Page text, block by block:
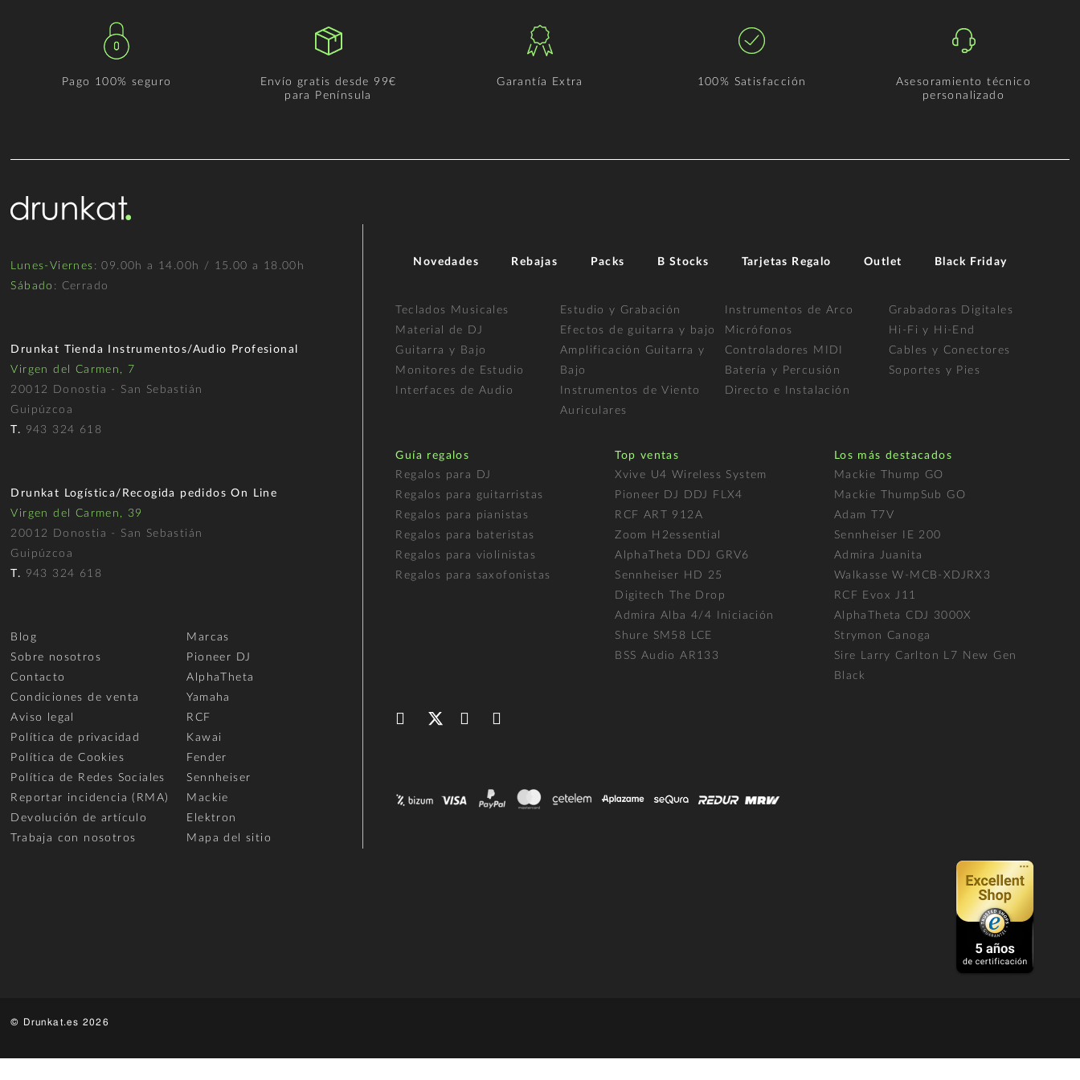
Pago 100% seguro
Envío gratis desde 99€
para Península
Garantía Extra 100% Satisfacción
Asesoramiento técnico
personalizado
Lunes-Viernes : 09.00h a 14.00h / 15.00 a 18.00h
Sábado : Cerrado
Drunkat Tienda Instrumentos/Audio Profesional
Virgen del Carmen, 7
20012 Donostia - San Sebastián
Guipúzcoa
T. 943 324 618
Drunkat Logística/Recogida pedidos On Line
Virgen del Carmen, 39
20012 Donostia - San Sebastián
Guipúzcoa
T. 943 324 618
Blog
Sobre nosotros
Contacto
Condiciones de venta
Aviso legal
Política de privacidad
Política de Cookies
Política de Redes Sociales
Reportar incidencia (RMA)
Devolución de artículo
Trabaja con nosotros
Marcas
Pioneer DJ
AlphaTheta
Yamaha
RCF
Kawai
Fender
Sennheiser
Mackie
Elektron
Mapa del sitio
Novedades Rebajas Packs B Stocks Tarjetas Regalo Outlet Black Friday
Teclados Musicales
Material de DJ
Guitarra y Bajo
Monitores de Estudio
Interfaces de Audio
Estudio y Grabación
Efectos de guitarra y bajo
Amplificación Guitarra y
Bajo
Instrumentos de Viento
Auriculares
Instrumentos de Arco
Micrófonos
Controladores MIDI
Batería y Percusión
Directo e Instalación
Grabadoras Digitales
Hi-Fi y Hi-End
Cables y Conectores
Soportes y Pies
Guía regalos
Regalos para DJ
Regalos para guitarristas
Regalos para pianistas
Regalos para bateristas
Regalos para violinistas
Regalos para saxofonistas
Top ventas
Xvive U4 Wireless System
Pioneer DJ DDJ FLX4
RCF ART 912A
Zoom H2essential
AlphaTheta DDJ GRV6
Sennheiser HD 25
Digitech The Drop
Admira Alba 4/4 Iniciación
Shure SM58 LCE
BSS Audio AR133
Los más destacados
Mackie Thump GO
Mackie ThumpSub GO
Adam T7V
Sennheiser IE 200
Admira Juanita
Walkasse W-MCB-XDJRX3
RCF Evox J11
AlphaTheta CDJ 3000X
Strymon Canoga
Sire Larry Carlton L7 New Gen
Black
© Drunkat.es 2026